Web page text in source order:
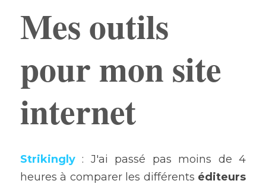
Mes outils
pour mon site
internet
Strikingly : J'ai passé pas moins de 4
heures à comparer les différents éditeurs